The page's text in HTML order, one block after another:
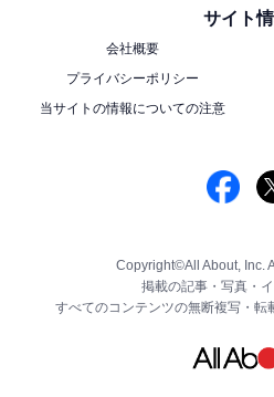
サイト
会社概要
プライバシーポリシー
当サイトの情報についての注意
Copyright©All About, Inc.
掲載の記事・写真・イ
すべてのコンテンツの無断複写・転